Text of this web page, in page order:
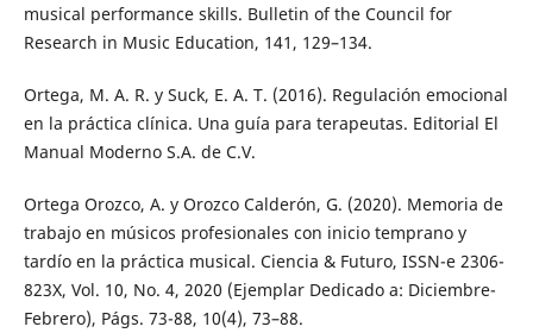
musical performance skills. Bulletin of the Council for
Research in Music Education, 141, 129–134.
Ortega, M. A. R. y Suck, E. A. T. (2016). Regulación emocional
en la práctica clínica. Una guía para terapeutas. Editorial El
Manual Moderno S.A. de C.V.
Ortega Orozco, A. y Orozco Calderón, G. (2020). Memoria de
trabajo en músicos profesionales con inicio temprano y
tardío en la práctica musical. Ciencia & Futuro, ISSN-e 2306-
823X, Vol. 10, No. 4, 2020 (Ejemplar Dedicado a: Diciembre-
Febrero), Págs. 73-88, 10(4), 73–88.